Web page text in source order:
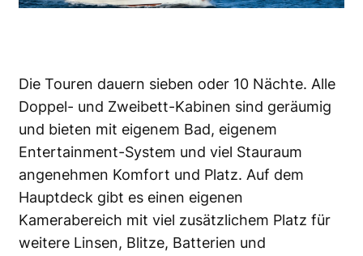
Die Touren dauern sieben oder 10 Nächte. Alle
Doppel- und Zweibett-Kabinen sind geräumig
und bieten mit eigenem Bad, eigenem
Entertainment-System und viel Stauraum
angenehmen Komfort und Platz. Auf dem
Hauptdeck gibt es einen eigenen
Kamerabereich mit viel zusätzlichem Platz für
weitere Linsen, Blitze, Batterien und